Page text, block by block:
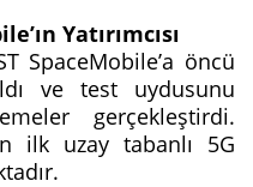
Yatırımcısı
SpaceMobile’a öncü
ve test uydusunu
gerçekleştirdi.
ilk uzay tabanlı 5G